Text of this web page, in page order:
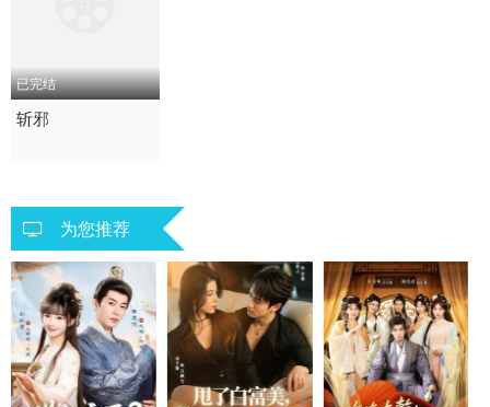
已完结
2026 / 中国大陆 / 汉语
斩邪
为您推荐